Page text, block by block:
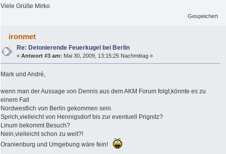
Viele Grüße Mirko
Gespeichert
ironmet
Re: Detonierende Feuerkugel bei Berlin
«Antwort #3 am: Mai 30, 2009, 13:15:25 Nachmittag »
Mark und André,
wenn man der Aussage von Dennis aus dem AKM Forum folgt,könnte es zu
einem Fall
Nordwestlich von Berlin gekommen sein.
Sprich,vielleicht von Hennigsdorf bis zur eventuell Prignitz?
Linum bekommt Besuch?
Nein,vielleicht schon zu weit?!
Oranienburg und Umgebung wäre fein!